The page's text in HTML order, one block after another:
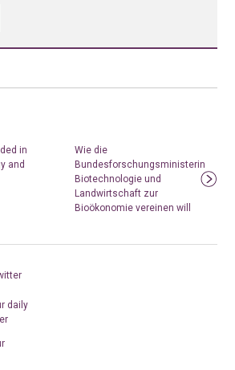
in
and
Wie die
Bundesforschungsministerin
Biotechnologie und
Landwirtschaft zur
Bioökonomie vereinen will
daily